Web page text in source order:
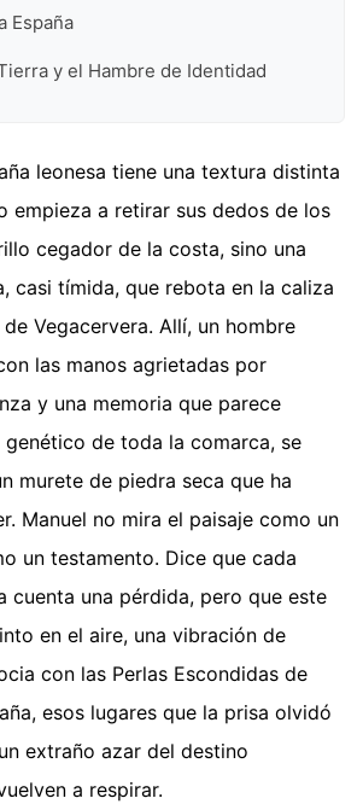
España
y el Hambre de Identidad
leonesa tiene una textura distinta
empieza a retirar sus dedos de los
cegador de la costa, sino una
casi tímida, que rebota en la caliza
Vegacervera. Allí, un hombre
las manos agrietadas por
y una memoria que parece
de toda la comarca, se
murete de piedra seca que ha
Manuel no mira el paisaje como un
un testamento. Dice que cada
cuenta una pérdida, pero que este
en el aire, una vibración de
con las Perlas Escondidas de
esos lugares que la prisa olvidó
extraño azar del destino
a respirar.